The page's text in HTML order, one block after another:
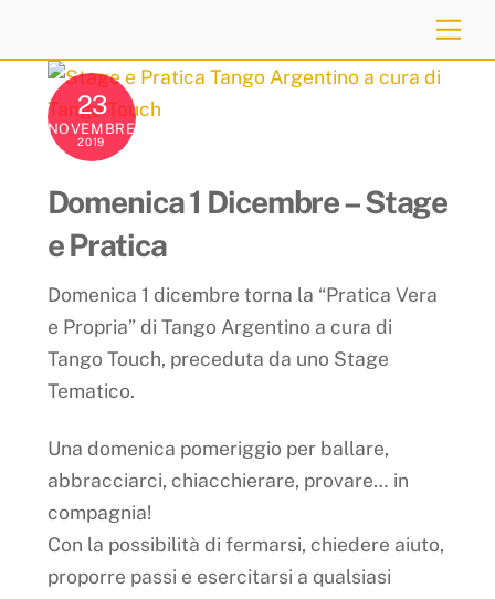
content
23
NOVEMBRE
2019
Domenica 1 Dicembre – Stage
e Pratica
Domenica 1 dicembre torna la “Pratica Vera
e Propria” di Tango Argentino a cura di
Tango Touch, preceduta da uno Stage
Tematico.
Una domenica pomeriggio per ballare,
abbracciarci, chiacchierare, provare… in
compagnia!
Con la possibilità di fermarsi, chiedere aiuto,
proporre passi e esercitarsi a qualsiasi